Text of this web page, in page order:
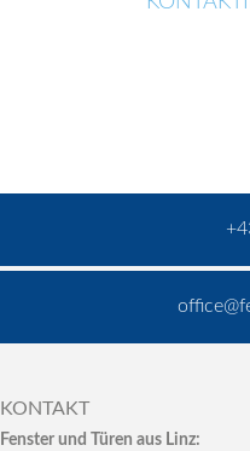
KONTAKT
Fenster und Türen aus Linz: